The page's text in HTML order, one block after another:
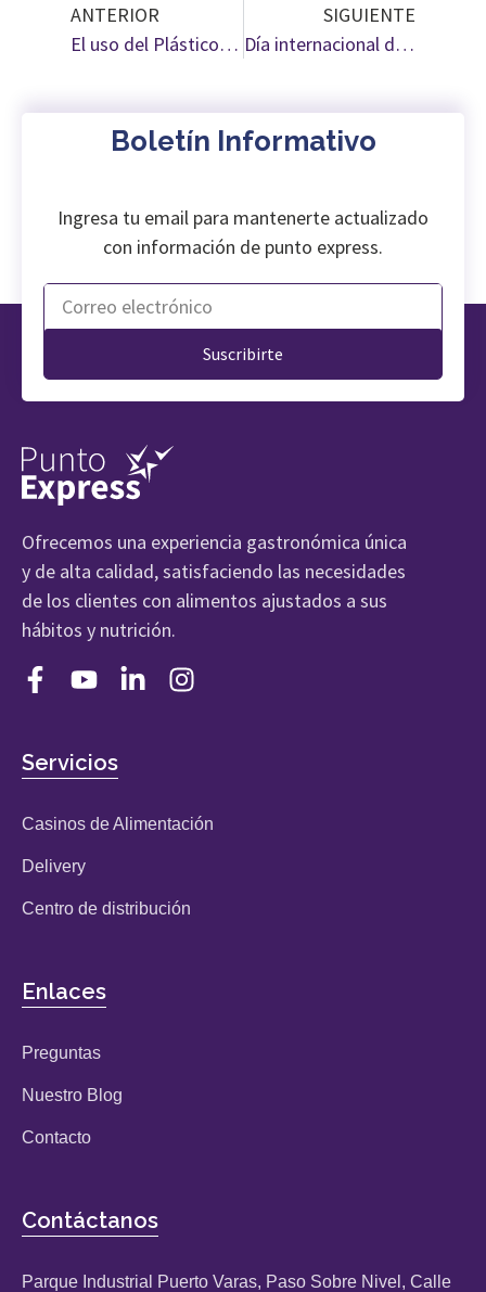
ANTERIOR
El uso del Plástico en la Industria ¿Cuál es nuestro compromiso?
SIGUIENTE
Día internacional del lavado de manos ¿Por qué se celebra?
Boletín Informativo
Ingresa tu email para mantenerte actualizado
con información de punto express.
Suscribirte
Ofrecemos una experiencia gastronómica única
y de alta calidad, satisfaciendo las necesidades
de los clientes con alimentos ajustados a sus
hábitos y nutrición.
Servicios
Casinos de Alimentación
Delivery
Centro de distribución
Enlaces
Preguntas
Nuestro Blog
Contacto
Contáctanos
Parque Industrial Puerto Varas, Paso Sobre Nivel, Calle